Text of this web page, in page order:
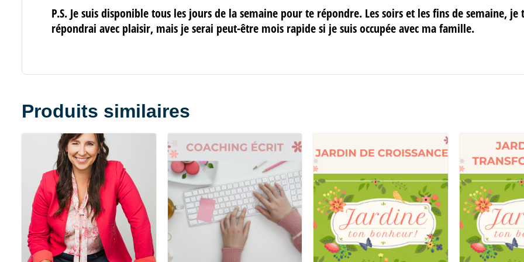
P.S. Je suis disponible tous les jours de la semaine pour te répondre. Les soirs et les fins de semaine, je
répondrai avec plaisir, mais je serai peut-être mois rapide si je suis occupée avec ma famille.
Produits similaires